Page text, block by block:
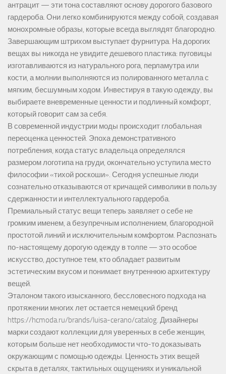
антрацит — эти тона составляют основу дорогого базового
гардероба. Они легко комбинируются между собой, создавая
монохромные образы, которые всегда выглядят благородно.
Завершающим штрихом выступает фурнитура. На дорогих
вещах вы никогда не увидите дешевого пластика: пуговицы
изготавливаются из натурального рога, перламутра или
кости, а молнии выполняются из полированного металла с
мягким, бесшумным ходом. Инвестируя в такую одежду, вы
выбираете вневременные ценности и подлинный комфорт,
который говорит сам за себя.
В современной индустрии моды происходит глобальная
переоценка ценностей. Эпоха демонстративного
потребления, когда статус владельца определялся
размером логотипа на груди, окончательно уступила место
философии «тихой роскоши». Сегодня успешные люди
сознательно отказываются от кричащей символики в пользу
сдержанности и интеллектуального гардероба.
Премиальный статус вещи теперь заявляет о себе не
громким именем, а безупречным исполнением, благородной
простотой линий и исключительным комфортом. Распознать
по-настоящему дорогую одежду в толпе — это особое
искусство, доступное тем, кто обладает развитым
эстетическим вкусом и понимает внутреннюю архитектуру
вещей.
Эталоном такого изысканного, бессловесного подхода на
протяжении многих лет остается немецкий бренд
https://hcmoda.ru/brands/luisa-cerano/catalog. Дизайнеры
марки создают коллекции для уверенных в себе женщин,
которым больше нет необходимости что-то доказывать
окружающим с помощью одежды. Ценность этих вещей
скрыта в деталях, тактильных ощущениях и уникальной